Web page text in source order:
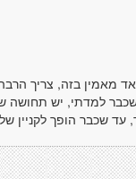
מאמין בזה, צריך
למדתי, יש תחושה
שכבר הופך לקניין